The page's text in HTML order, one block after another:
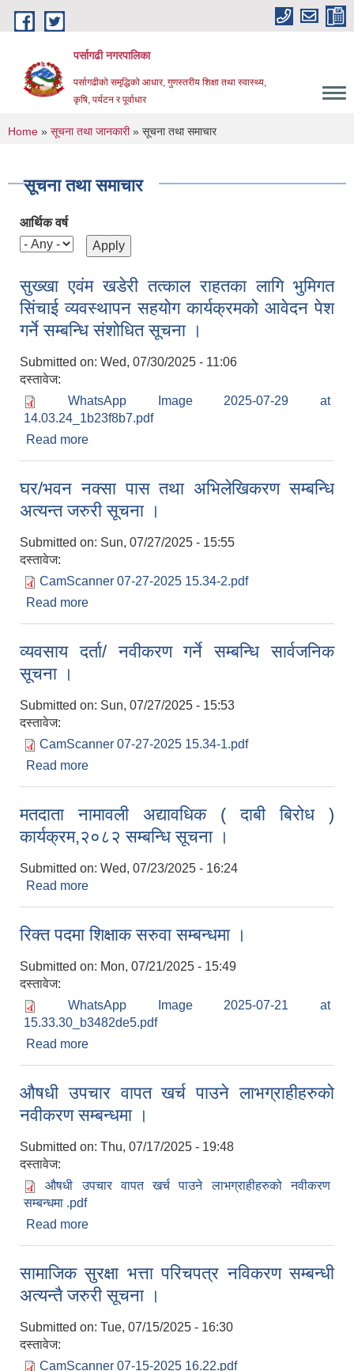
Skip to main content
पर्सागढी नगरपालिका
पर्सागढीको समृद्धिको आधार, गुणस्तरीय शिक्षा तथा स्वास्थ्य,
कृषि, पर्यटन र पूर्वाधार
You are here
Home » सूचना तथा जानकारी» सूचना तथा समाचार
सूचना तथा समाचार
आर्थिक वर्ष
सुख्खा एवंम खडेरी तत्काल राहतका लागि भुमिगत
सिंचाई व्यवस्थापन सहयोग कार्यक्रमको आवेदन पेश
गर्ने सम्बन्धि संशोधित सूचना ।
Submitted on: Wed, 07/30/2025 - 11:06
दस्तावेज:
WhatsApp Image 2025-07-29 at
14.03.24_1b23f8b7.pdf
Read more
घर/भवन नक्सा पास तथा अभिलेखिकरण सम्बन्धि
अत्यन्त जरुरी सूचना ।
Submitted on: Sun, 07/27/2025 - 15:55
दस्तावेज:
CamScanner 07-27-2025 15.34-2.pdf
Read more
व्यवसाय दर्ता/ नवीकरण गर्ने सम्बन्धि सार्वजनिक
सूचना ।
Submitted on: Sun, 07/27/2025 - 15:53
दस्तावेज:
CamScanner 07-27-2025 15.34-1.pdf
Read more
मतदाता नामावली अद्यावधिक ( दाबी बिरोध )
कार्यक्रम,२०८२ सम्बन्धि सूचना ।
Submitted on: Wed, 07/23/2025 - 16:24
Read more
रिक्त पदमा शिक्षाक सरुवा सम्बन्धमा ।
Submitted on: Mon, 07/21/2025 - 15:49
दस्तावेज:
WhatsApp Image 2025-07-21 at
15.33.30_b3482de5.pdf
Read more
औषधी उपचार वापत खर्च पाउने लाभग्राहीहरुको
नवीकरण सम्बन्धमा ।
Submitted on: Thu, 07/17/2025 - 19:48
दस्तावेज:
औषधी उपचार वापत खर्च पाउने लाभग्राहीहरुको नवीकरण
सम्बन्धमा .pdf
Read more
सामाजिक सुरक्षा भत्ता परिचपत्र नविकरण सम्बन्धी
अत्यन्तै जरुरी सूचना ।
Submitted on: Tue, 07/15/2025 - 16:30
दस्तावेज:
CamScanner 07-15-2025 16.22.pdf